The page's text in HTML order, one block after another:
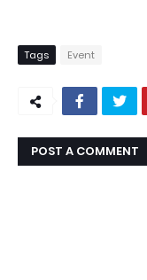
Tags Event
POST A COMMENT